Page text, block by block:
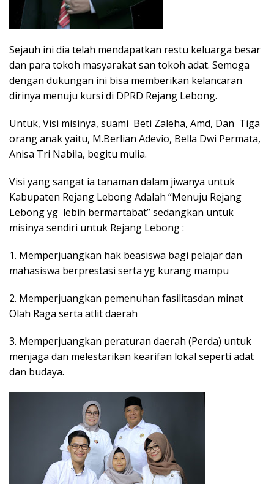
Sejauh ini dia telah mendapatkan restu keluarga besar
dan para tokoh masyarakat san tokoh adat. Semoga
dengan dukungan ini bisa memberikan kelancaran
dirinya menuju kursi di DPRD Rejang Lebong.
Untuk, Visi misinya, suami Beti Zaleha, Amd, Dan Tiga
orang anak yaitu, M.Berlian Adevio, Bella Dwi Permata,
Anisa Tri Nabila, begitu mulia.
Visi yang sangat ia tanaman dalam jiwanya untuk
Kabupaten Rejang Lebong Adalah “Menuju Rejang
Lebong yg lebih bermartabat” sedangkan untuk
misinya sendiri untuk Rejang Lebong :
1. Memperjuangkan hak beasiswa bagi pelajar dan
mahasiswa berprestasi serta yg kurang mampu
2. Memperjuangkan pemenuhan fasilitasdan minat
Olah Raga serta atlit daerah
3. Memperjuangkan peraturan daerah (Perda) untuk
menjaga dan melestarikan kearifan lokal seperti adat
dan budaya.